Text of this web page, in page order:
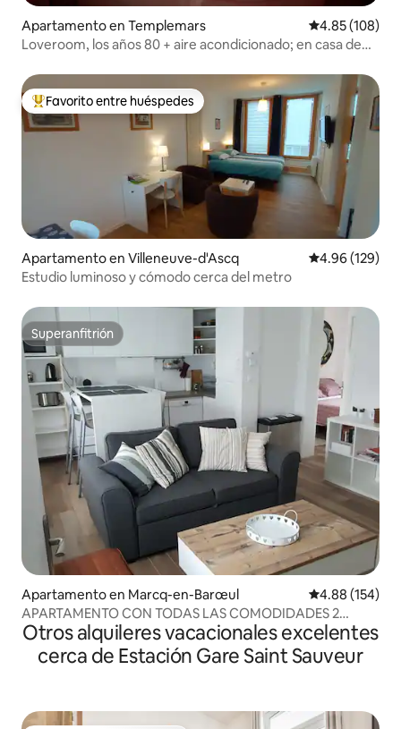
Apartamento en Templemars Calificación
4.85 (108)
Loveroom, los años 80 + aire acondicionado; en casa de
Favorito entre huéspedes preferido
Favorito entre huéspedes
Apartamento en Villeneuve-d'Ascq Calificación
4.96 (129)
Estudio luminoso y cómodo cerca del metro
Superanfitrión
Superanfitrión
Apartamento en Marcq-en-Barœul Calificación
4.88 (154)
APARTAMENTO CON TODAS LAS COMODIDADES 2
HABITACIONES 6 PLAZAS
Otros alquileres vacacionales excelentes
cerca de Estación Gare Saint Sauveur